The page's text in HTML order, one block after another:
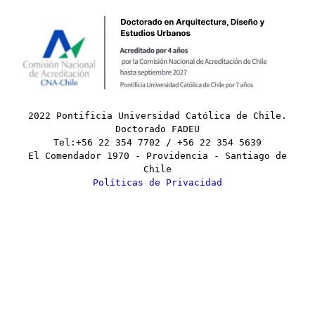
2022 Pontificia Universidad Católica de Chile.
Doctorado FADEU
Tel:+56 22 354 7702 / +56 22 354 5639
El Comendador 1970 - Providencia - Santiago de
Chile
Políticas de Privacidad